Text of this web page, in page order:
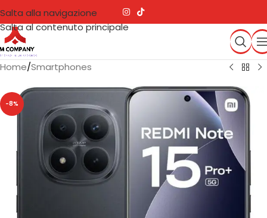
Salta alla navigazione
Salta al contenuto principale
Home/Smartphones
-8%